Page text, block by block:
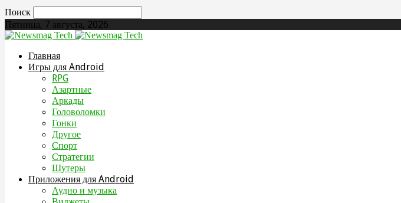
Поиск
Пятница, 7 августа, 2026
Главная
Игры для Android
RPG
Азартные
Аркады
Головоломки
Гонки
Другое
Спорт
Стратегии
Шутеры
Приложения для Android
Аудио и музыка